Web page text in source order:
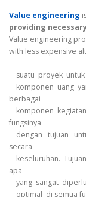
Value engineering
providing
Value engineering
with less expensive
suatu proyek
komponen uang
berbagai
komponen
fungsinya
dengan tujuan
secara
keseluruhan.
apa
yang sangat
optimal di semua